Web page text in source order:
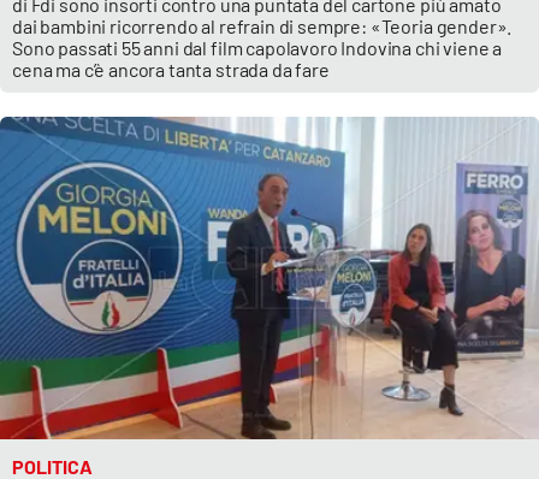
dai bambini ricorrendo al refrain di sempre: «Teoria gender».
Sono passati 55 anni dal film capolavoro Indovina chi viene a
cena ma c’è ancora tanta strada da fare
POLITICA